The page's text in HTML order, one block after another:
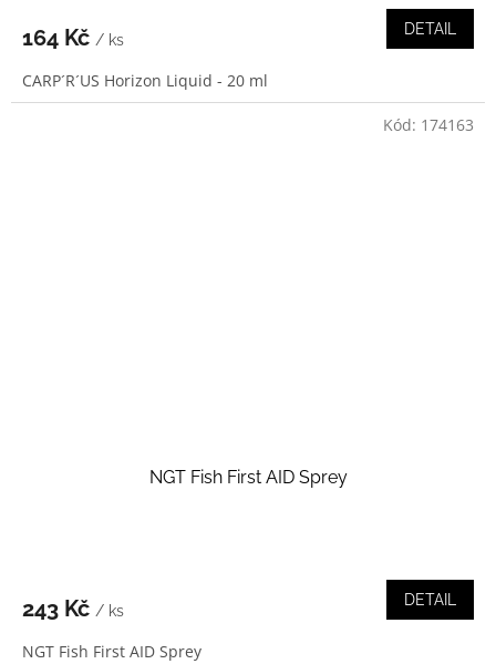
164 Kč / ks
DETAIL
CARP´R´US Horizon Liquid - 20 ml
NGT Fish First AID Sprey
243 Kč / ks
DETAIL
NGT Fish First AID Sprey
Kód: 174163